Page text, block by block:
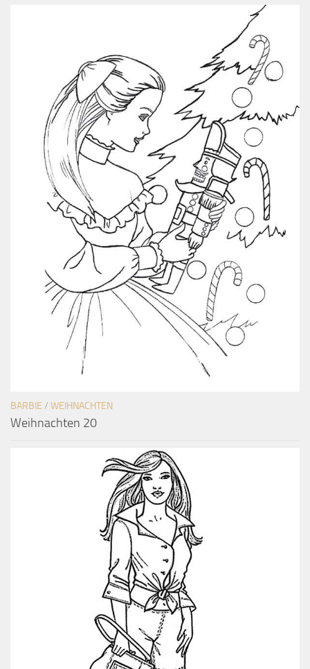
BARBIE / WEIHNACHTEN
Weihnachten 20